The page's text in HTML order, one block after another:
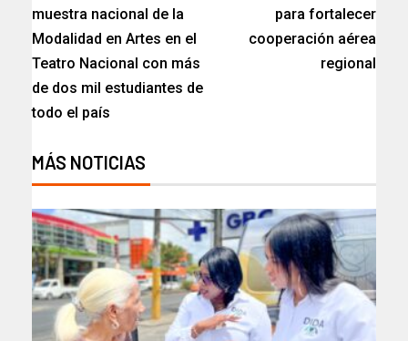
muestra nacional de la
Modalidad en Artes en el
Teatro Nacional con más
de dos mil estudiantes de
todo el país
para fortalecer
cooperación aérea
regional
MÁS NOTICIAS